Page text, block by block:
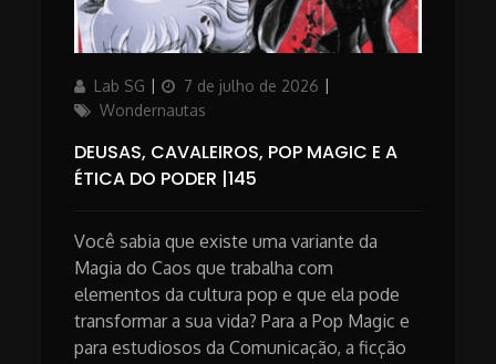
AuthorLab SG
Updated
on
7 de julho de 2026
Wondernautas
DEUSAS, CAVALEIROS, POP MAGIC E A
ÉTICA DO PODER |145
Você sabia que existe uma variante da
Magia do Caos que trabalha com
elementos da cultura pop e que ela pode
transformar a sua vida? Para a Pop Magic e
para estudiosos da Comunicação, a ficção